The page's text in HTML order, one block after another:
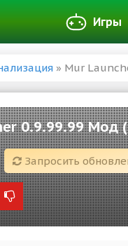
Игры
» Mur
0.9.99.99 Мод
Запросить